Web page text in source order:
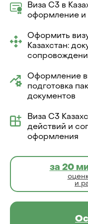
за 20
и
Виза C3 в
оформление и
Оформить
Казахстан:
Оформление
подготовка
документов
Виза C3
действий и
оформления